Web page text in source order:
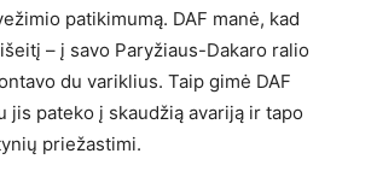
patikimumą. DAF manė, kad
– į savo Paryžiaus-Dakaro ralio
du variklius. Taip gimė DAF
jis pateko į skaudžią avariją ir tapo
priežastimi.